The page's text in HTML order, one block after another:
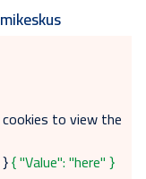
to view the
{ "Value": "here" }